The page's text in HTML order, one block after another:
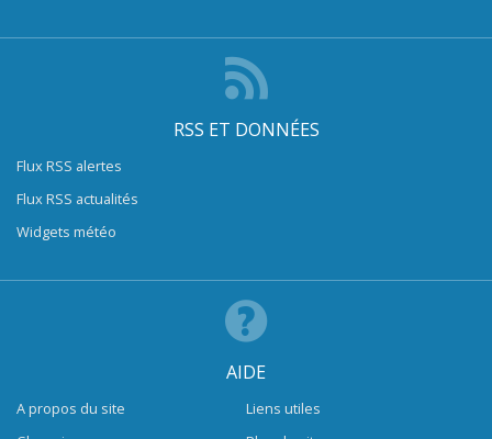
RSS ET DONNÉES
Flux RSS alertes
Flux RSS actualités
Widgets météo
AIDE
A propos du site
Liens utiles